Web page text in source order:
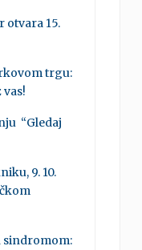
otvara 15.
trgu:
“Gledaj
9. 10.
sindromom: